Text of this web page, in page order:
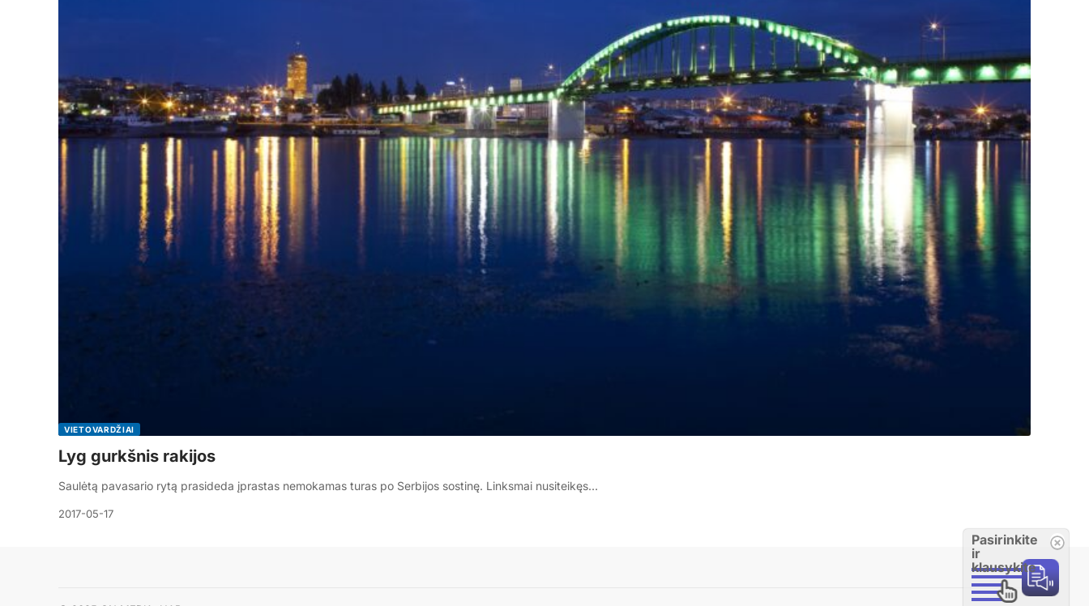
VIETOVARDŽIAI
Lyg gurkšnis rakijos
Saulėtą pavasario rytą prasideda įprastas nemokamas turas po Serbijos sostinę. Linksmai nusiteikęs…
2017-05-17
Pasirinkite
ir
klausykite